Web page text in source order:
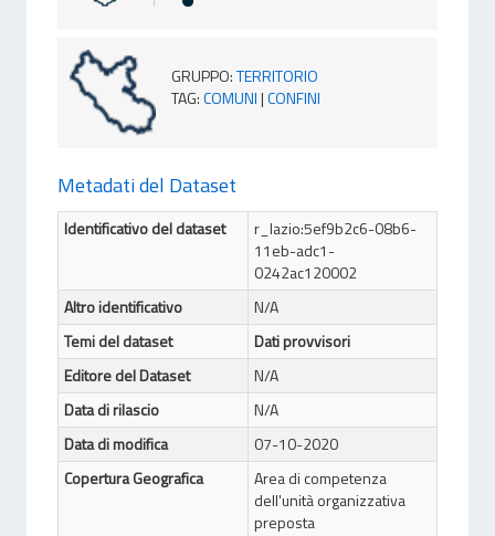
GRUPPO:TERRITORIO
TAG:COMUNI|CONFINI
Metadati del Dataset
Identificativo del dataset
r_lazio:5ef9b2c6-08b6-
11eb-adc1-
0242ac120002
Altro identificativo
N/A
Temi del dataset
Dati provvisori
Editore del Dataset
N/A
Data di rilascio
N/A
Data di modifica
07-10-2020
Copertura Geografica
Area di competenza
dell'unità organizzativa
preposta